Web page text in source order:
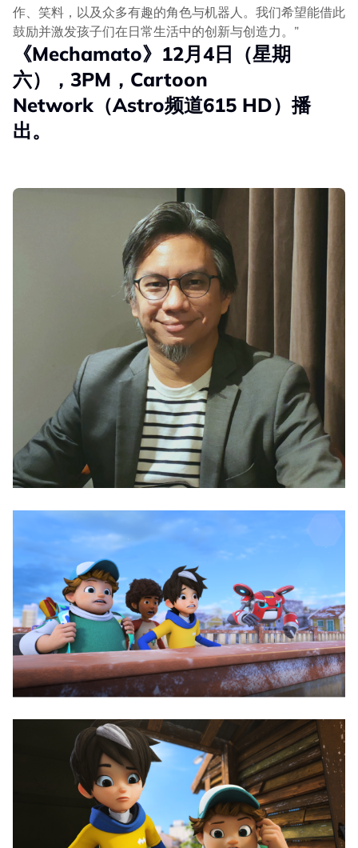
作、笑料，以及众多有趣的角色与机器人。我们希望能借此
鼓励并激发孩子们在日常生活中的创新与创造力。”
《Mechamato》12月4日（星期
六），3PM，Cartoon
Network（Astro频道615 HD）播
出。